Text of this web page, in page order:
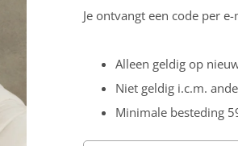
Je ontvangt een code per
Alleen geldig op
Niet geldig i.c.m.
Minimale besteding